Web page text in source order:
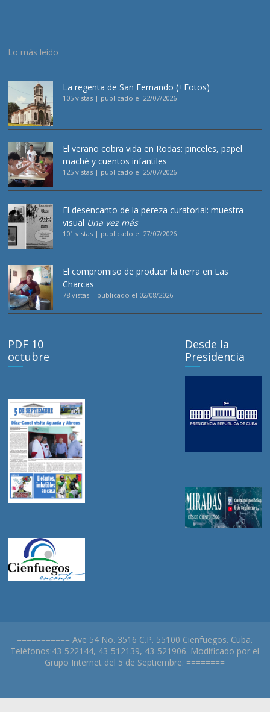
Lo más leído
La regenta de San Fernando (+Fotos)
105 vistas | publicado el 22/07/2026
El verano cobra vida en Rodas: pinceles, papel
maché y cuentos infantiles
125 vistas | publicado el 25/07/2026
El desencanto de la pereza curatorial: muestra
visual Una vez más
101 vistas | publicado el 27/07/2026
El compromiso de producir la tierra en Las
Charcas
78 vistas | publicado el 02/08/2026
PDF 10
octubre
Desde la
Presidencia
=========== Ave 54 No. 3516 C.P. 55100 Cienfuegos. Cuba.
Teléfonos:43-522144, 43-512139, 43-521906. Modificado por el
Grupo Internet del 5 de Septiembre. ========